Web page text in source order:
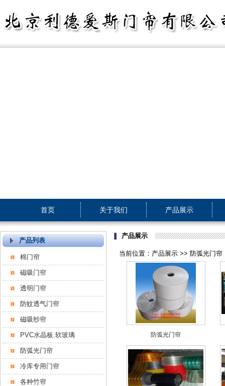
首页 关于我们 产品展示
产品列表
棉门帘
磁吸门帘
透明门帘
防蚊透气门帘
磁吸纱帘
PVC水晶板.软玻璃
防弧光门帘
冷库专用门帘
各种竹帘
产品展示
当前位置：产品展示 >> 防弧光门帘
防弧光门帘